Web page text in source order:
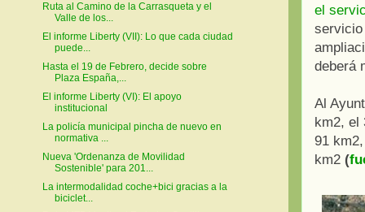
el
deberá
Al
km2, el
91
km2 (
Ruta al Camino de la Carrasqueta y el
Valle de los...
El informe Liberty (VII): Lo que cada ciudad
puede...
Hasta el 19 de Febrero, decide sobre
Plaza España,...
El informe Liberty (VI): El apoyo
institucional
La policía municipal pincha de nuevo en
normativa ...
Nueva 'Ordenanza de Movilidad
Sostenible' para 201...
La intermodalidad coche+bici gracias a la
biciclet...